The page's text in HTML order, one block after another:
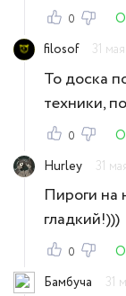
0
filosof
31
То доска
техники,
0
Hurley
31
Пироги на
гладкий!)))
0
Бамбуча
31